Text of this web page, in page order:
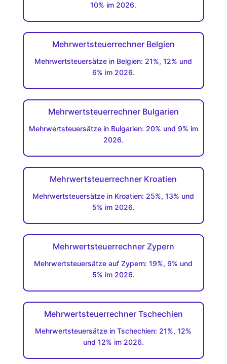
10% im 2026.
Mehrwertsteuerrechner Belgien
Mehrwertsteuersätze in Belgien: 21%, 12% und
6% im 2026.
Mehrwertsteuerrechner Bulgarien
Mehrwertsteuersätze in Bulgarien: 20% und 9% im
2026.
Mehrwertsteuerrechner Kroatien
Mehrwertsteuersätze in Kroatien: 25%, 13% und
5% im 2026.
Mehrwertsteuerrechner Zypern
Mehrwertsteuersätze auf Zypern: 19%, 9% und
5% im 2026.
Mehrwertsteuerrechner Tschechien
Mehrwertsteuersätze in Tschechien: 21%, 12%
und 12% im 2026.